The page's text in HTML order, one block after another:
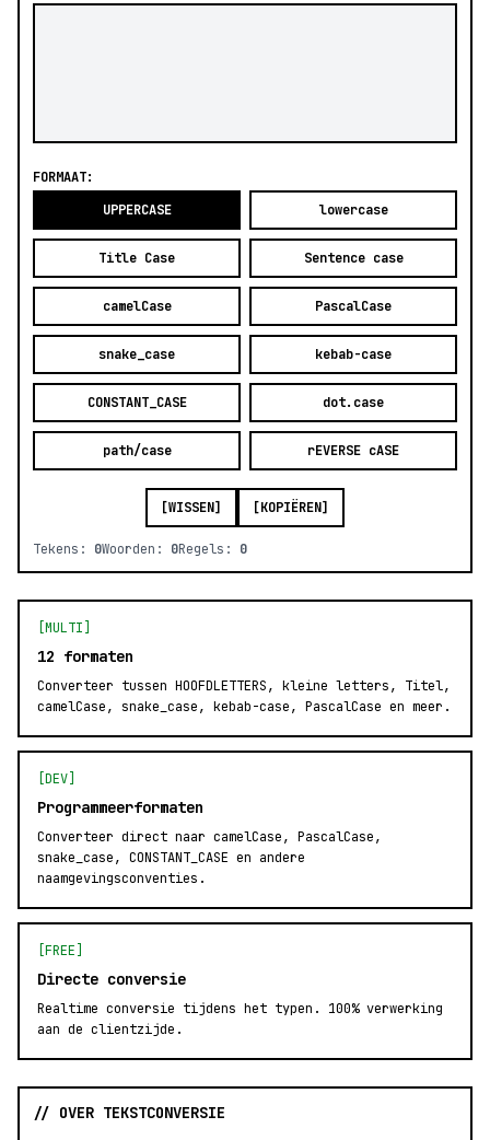
FORMAAT:
UPPERCASE
lowercase
Title Case Sentence case
camelCase PascalCase
snake_case kebab-case
CONSTANT_CASE dot.case
path/case rEVERSE cASE
[WISSEN] [KOPIËREN]
Tekens: 0Woorden: 0Regels: 0
[MULTI]
12 formaten
Converteer tussen HOOFDLETTERS, kleine letters, Titel,
camelCase, snake_case, kebab-case, PascalCase en meer.
[DEV]
Programmeerformaten
Converteer direct naar camelCase, PascalCase,
snake_case, CONSTANT_CASE en andere
naamgevingsconventies.
[FREE]
Directe conversie
Realtime conversie tijdens het typen. 100% verwerking
aan de clientzijde.
// OVER TEKSTCONVERSIE